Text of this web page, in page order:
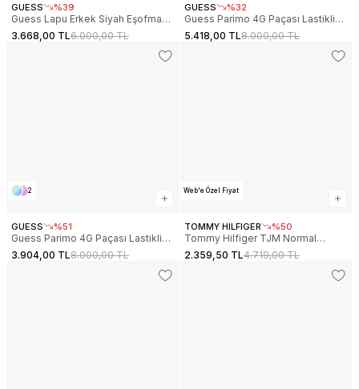
GUESS %39
Guess Lapu Erkek Siyah Eşofman
Altı Z6RB05WK172-JBLK
3.668,00 TL6.000,00 TL
GUESS %32
Guess Parimo 4G Paçası Lastikli
Erkek Çok Renkli Eşofman Altı
Z5BB19K2042-FNJY
5.418,00 TL8.000,00 TL
2
GUESS %51
Guess Parimo 4G Paçası Lastikli
Erkek Çok Renkli Eşofman Altı
Z5BB19K2042-FJ9O
3.904,00 TL8.000,00 TL
Web'e Özel Fiyat
TOMMY HILFIGER %50
Tommy Hilfiger TJM Normal
Kesim Armalı Erkek Mavi Eşofman
Altı DM0DM22358C1G
2.359,50 TL4.719,00 TL